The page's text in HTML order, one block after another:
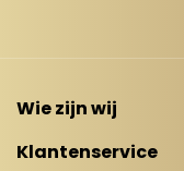
Wie zijn wij
Klantenservice